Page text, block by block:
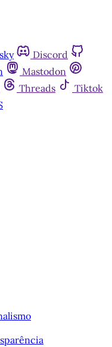
Discord
Mastodon
Threads
Tiktok